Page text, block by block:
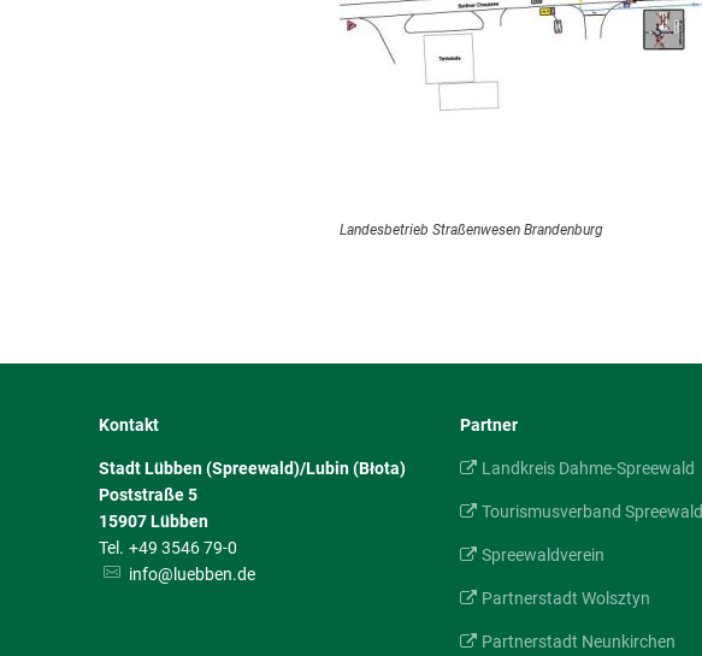
Landesbetrieb Straßenwesen Brandenburg
Kontakt
Stadt Lübben (Spreewald)/Lubin (Błota)
Poststraße 5
15907Lübben
+49 3546 79-0
info@luebben.de
Partner
Landkreis Dahme-Spreewald
Tourismusverband Spreewald
Spreewaldverein
Partnerstadt Wolsztyn
Partnerstadt Neunkirchen